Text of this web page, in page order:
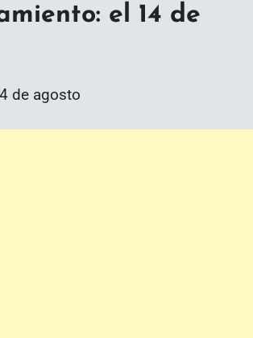
el 14 de